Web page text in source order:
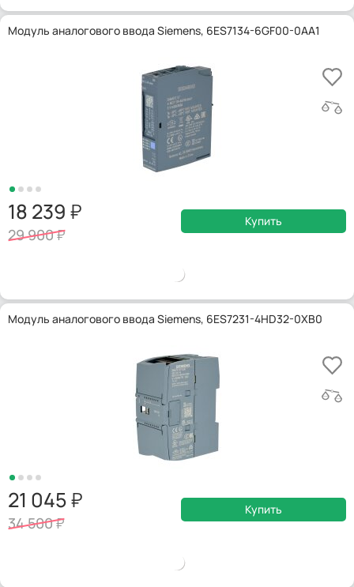
Модуль аналогового ввода Siemens, 6ES7134-6GF00-0AA1
18 239
29 900
Купить
Модуль аналогового ввода Siemens, 6ES7231-4HD32-0XB0
21 045
34 500
Купить